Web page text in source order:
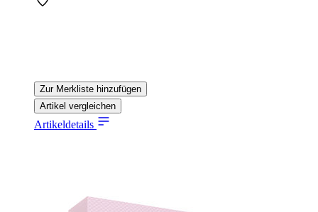
Zur Merkliste hinzufügen
Artikel vergleichen
Artikeldetails